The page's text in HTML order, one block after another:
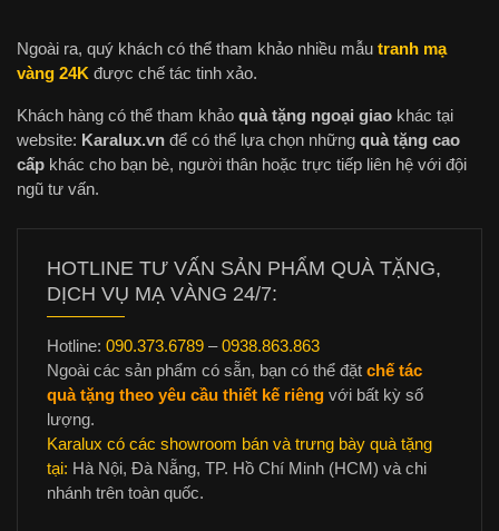
Ngoài ra, quý khách có thể tham khảo nhiều mẫu tranh mạ
vàng 24K được chế tác tinh xảo.
Khách hàng có thể tham khảo quà tặng ngoại giao khác tại
website: Karalux.vn để có thể lựa chọn những quà tặng cao
cấp khác cho bạn bè, người thân hoặc trực tiếp liên hệ với đội
ngũ tư vấn.
HOTLINE TƯ VẤN SẢN PHẨM QUÀ TẶNG,
DỊCH VỤ MẠ VÀNG 24/7:
Hotline: 090.373.6789 –0938.863.863
Ngoài các sản phẩm có sẵn, bạn có thể đặt chế tác
quà tặng theo yêu cầu thiết kế riêng với bất kỳ số
lượng.
Karalux có các showroom bán và trưng bày quà tặng
tại: Hà Nội, Đà Nẵng, TP. Hồ Chí Minh (HCM) và chi
nhánh trên toàn quốc.